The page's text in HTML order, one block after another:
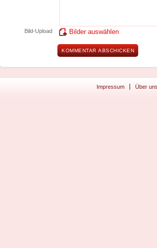
Bild-Upload Bilder auswählen
Impressum Über uns